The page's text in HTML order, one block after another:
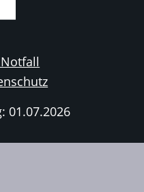
01.07.2026